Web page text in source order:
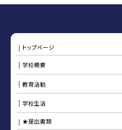
トップページ
学校概要
教育活動
学校生活
★提出書類